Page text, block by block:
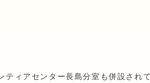
ィアセンター長島分室も併設され